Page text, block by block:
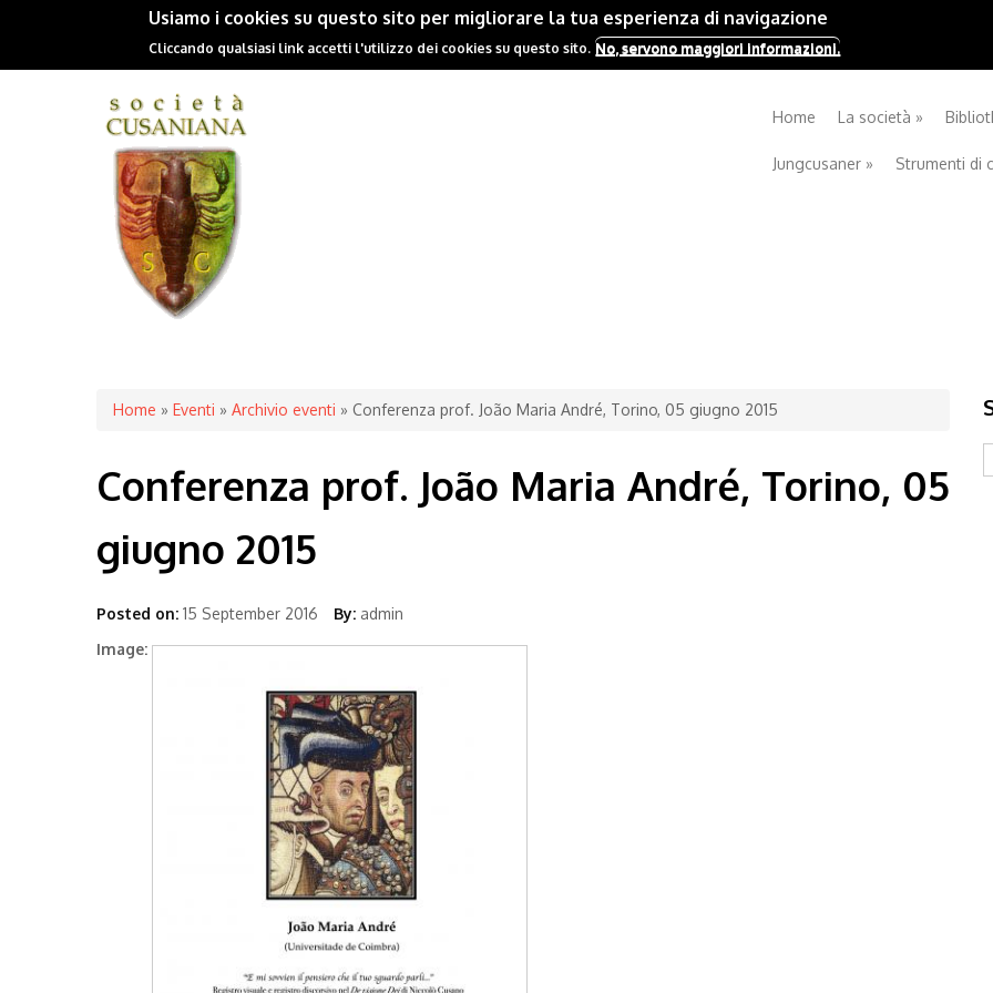
Usiamo i cookies su questo sito per migliorare la tua esperienza di navigazione
Cliccando qualsiasi link accetti l'utilizzo dei cookies su questo sito. No, servono maggiori informazioni.
Home La società »
Jungcusaner » Strumenti di
You are here
Home » Eventi » Archivio eventi » Conferenza prof. João Maria André, Torino, 05 giugno 2015
Conferenza prof. João Maria André, Torino, 05
giugno 2015
Posted on: 15 September 2016 By: admin
Image: